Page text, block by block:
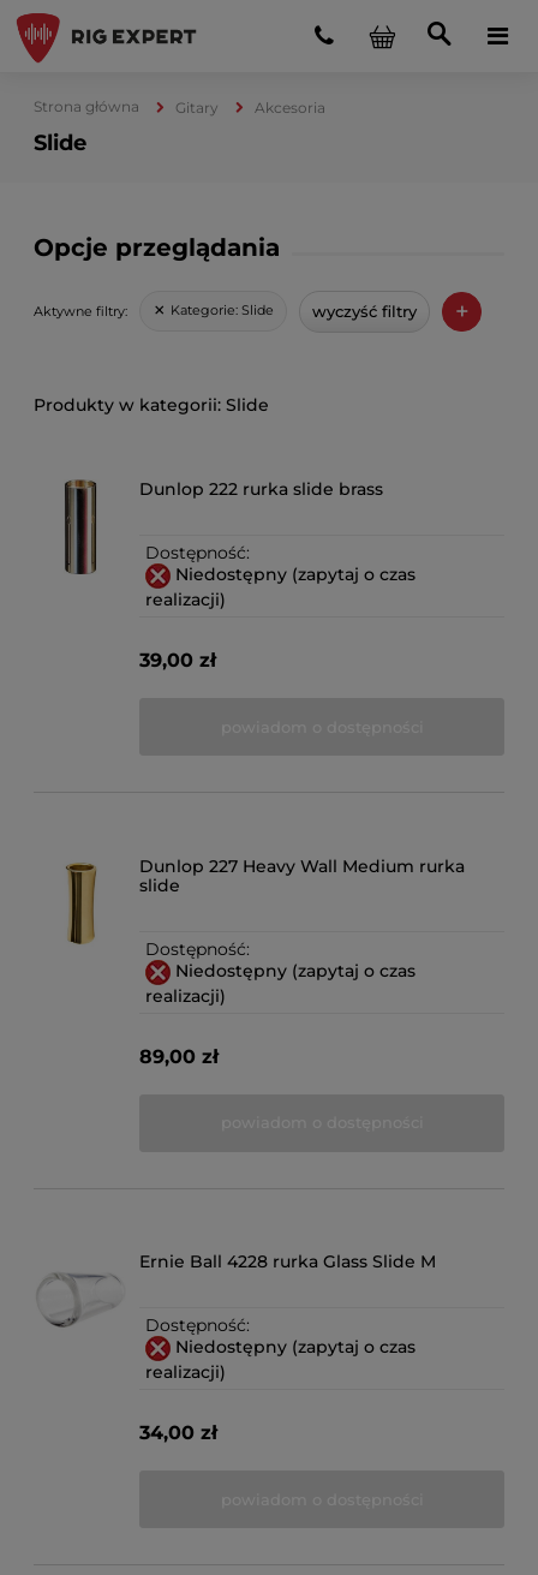
Strona główna Gitary Akcesoria
Slide
Opcje przeglądania
Aktywne filtry: Kategorie: Slide wyczyść filtry +
Slide
Dunlop 222 rurka slide brass
Dostępność:
Niedostępny (zapytaj o czas
realizacji)
39,00 zł
Dunlop 227 Heavy Wall Medium rurka
slide
Dostępność:
Niedostępny (zapytaj o czas
realizacji)
89,00 zł
Ernie Ball 4228 rurka Glass Slide M
Dostępność:
Niedostępny (zapytaj o czas
realizacji)
34,00 zł